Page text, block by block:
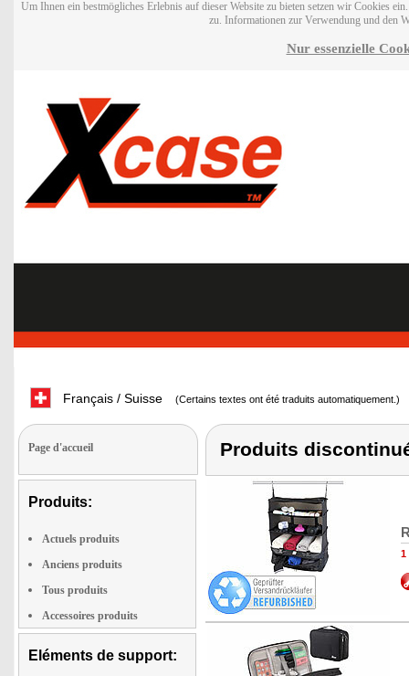
Um Ihnen ein bestmögliches Erlebnis auf dieser Website zu bieten setzen wir Cookies
zu. Informationen zur Verwendung und den
Nur essenzielle
Français / Suisse (Certains textes ont été traduits automatiquement.)
Page d'accueil
Produits:
Actuels produits
Anciens produits
Tous produits
Accessoires produits
Eléments de support:
Produits
1